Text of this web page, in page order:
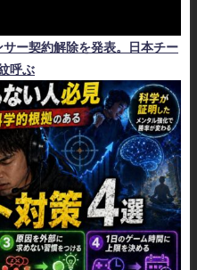
ー契約解除を発表。日本チー
呼ぶ